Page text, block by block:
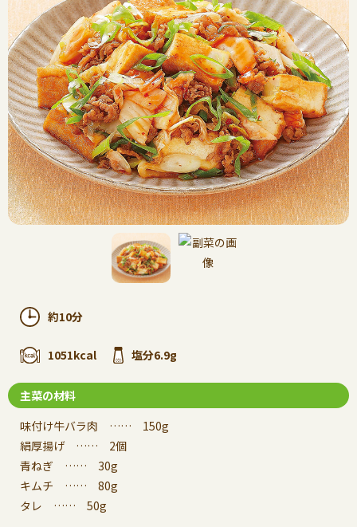
約10分
1051kcal 塩分6.9g
主菜の材料
味付け牛バラ肉 …… 150g
絹厚揚げ …… 2個
青ねぎ …… 30g
キムチ …… 80g
タレ …… 50g